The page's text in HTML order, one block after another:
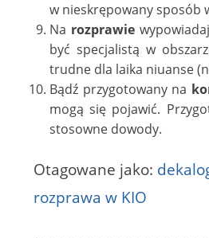
w nieskrępowany sposób
Na rozprawie
być specjalistą w
trudne dla laika niuanse
Bądź przygotowany na
mogą się pojawić.
stosowne dowody.
Otagowane jako:
rozprawa w KIO